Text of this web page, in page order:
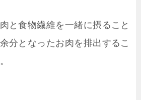
と食物繊維を一緒に摂ること
分となったお肉を排出するこ